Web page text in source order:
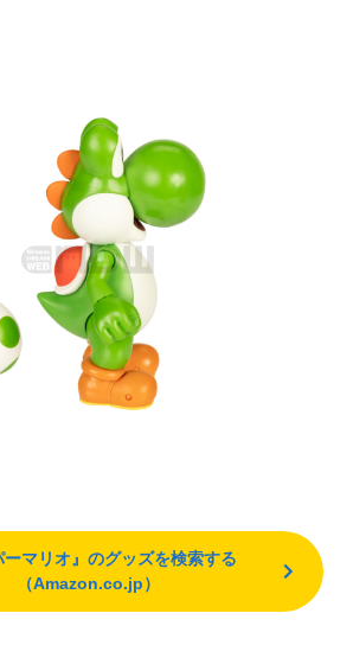
ーマリオ』のグッズを検索する
（Amazon.co.jp）